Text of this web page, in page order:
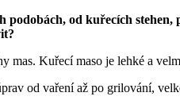
podobách, od kuřecích
Kuřecí maso je lehké a
od vaření až po grilování,